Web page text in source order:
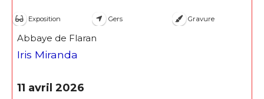
Exposition Gers Gravure
Abbaye de Flaran
Iris Miranda
11 avril 2026